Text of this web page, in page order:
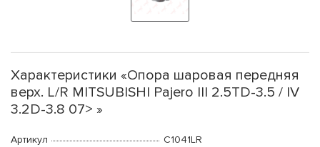
Характеристики «Опора шаровая передняя
верх. L/R MITSUBISHI Pajero III 2.5TD-3.5 / IV
3.2D-3.8 07> »
Артикул
C1041LR